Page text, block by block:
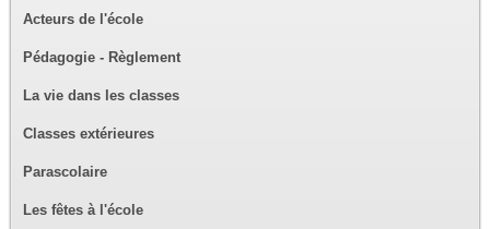
Acteurs de l'école
Pédagogie - Règlement
La vie dans les classes
Classes extérieures
Parascolaire
Les fêtes à l'école